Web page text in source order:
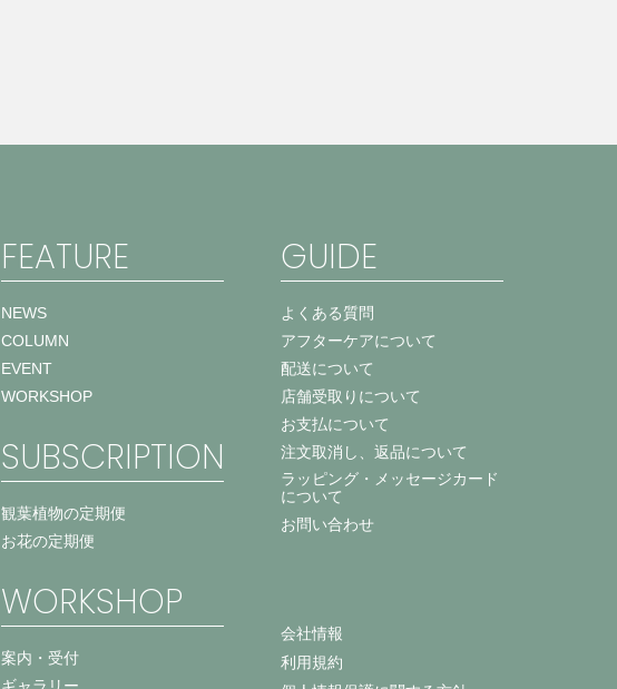
FEATURE
NEWS
COLUMN
EVENT
WORKSHOP
SUBSCRIPTION
観葉植物の定期便
お花の定期便
WORKSHOP
案内・受付
GUIDE
よくある質問
アフターケアについて
配送について
店舗受取りについて
お支払について
注文取消し、返品について
ラッピング・メッセージカード
について
お問い合わせ
会社情報
利用規約